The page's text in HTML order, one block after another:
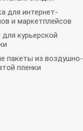
для интернет-
и маркетплейсов
курьерской
пакеты из воздушно-
пленки